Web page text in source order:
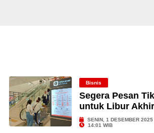
Bisnis
Segera Pesan
untuk Libur
SENIN, 1 DESEMBER 2025
14:01 WIB